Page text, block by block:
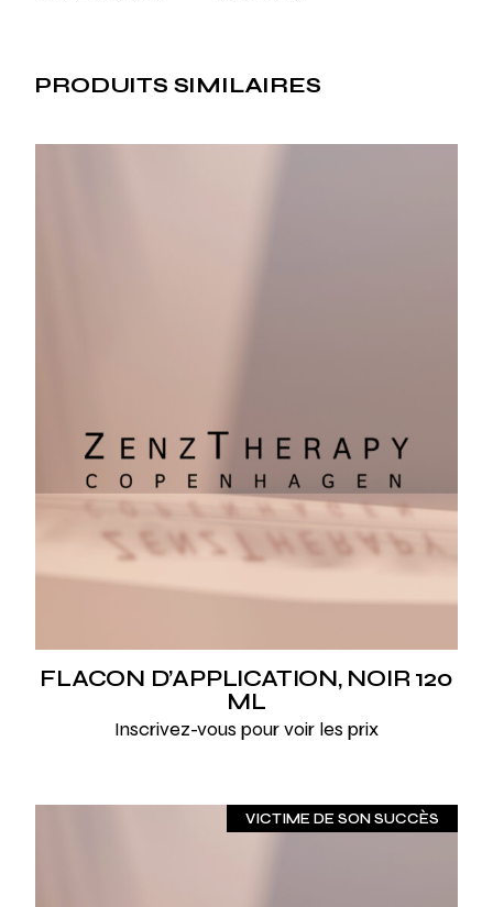
PRODUITS SIMILAIRES
FLACON D’APPLICATION, NOIR 120
ML
Inscrivez-vous pour voir les prix
VICTIME DE SON SUCCÈS